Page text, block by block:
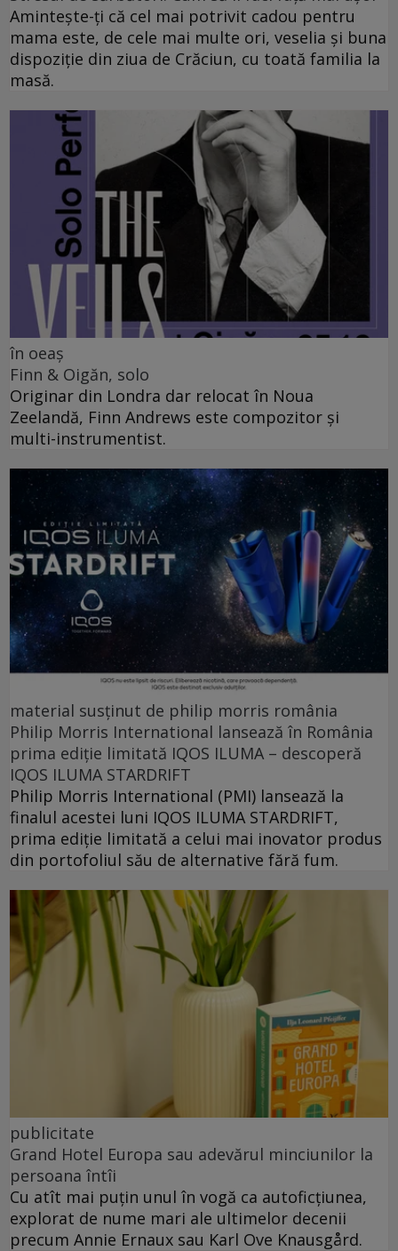
Amintește-ți că cel mai potrivit cadou pentru
mama este, de cele mai multe ori, veselia și buna
dispoziție din ziua de Crăciun, cu toată familia la
masă.
în oeaș
Finn & Oigăn, solo
Originar din Londra dar relocat în Noua
Zeelandă, Finn Andrews este compozitor și
multi-instrumentist.
material susținut de philip morris românia
Philip Morris International lansează în România
prima ediție limitată IQOS ILUMA – descoperă
IQOS ILUMA STARDRIFT
Philip Morris International (PMI) lansează la
finalul acestei luni IQOS ILUMA STARDRIFT,
prima ediție limitată a celui mai inovator produs
din portofoliul său de alternative fără fum.
publicitate
Grand Hotel Europa sau adevărul minciunilor la
persoana întîi
Cu atît mai puțin unul în vogă ca autoficțiunea,
explorat de nume mari ale ultimelor decenii
precum Annie Ernaux sau Karl Ove Knausgård.